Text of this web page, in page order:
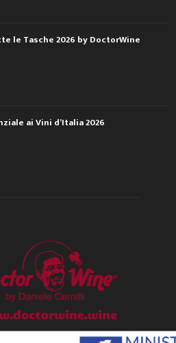
le Tasche 2026 by DoctorWine
ai Vini d’Italia 2026